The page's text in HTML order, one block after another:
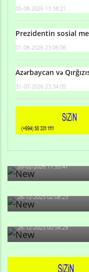
05-08-2026 13:38:21
Prezidentin sosial
01-08-2026 23:06:06
Azərbaycan və
31-07-2026 23:34:05
Qulu Məhərrəmli:
20-02-2026 17:55:47
Məni bura NAZİR
26-12-2025 02:08:23
-Ay qız, sən
də, məni...
26-12-2025 00:54:29